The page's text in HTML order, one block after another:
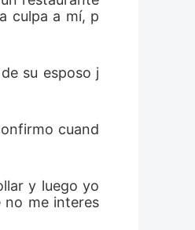
culpa a mí, p
su esposo j
cuand
y luego yo
no me interes